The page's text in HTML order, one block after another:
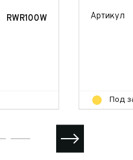
RWR100W Артикул
Под